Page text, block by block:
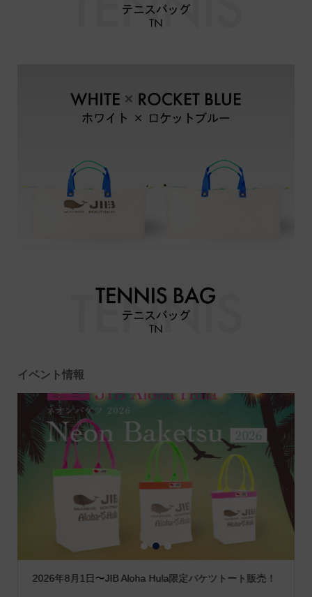
イベント情報
2026年8月1日〜JIB Aloha Hula限定バケツトート販売！
1 2 3